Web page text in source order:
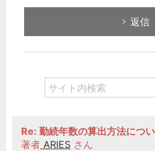
返信
Re: 勤続年数の算出方法につ
著者 ARIES さん
どのカテゴリーに投
選択してください
企業法務
秘書のノウハウ